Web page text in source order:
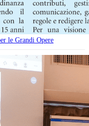
le Grandi Opere